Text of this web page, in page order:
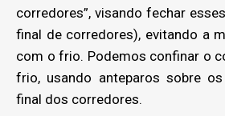
corredores”, visando fechar
final de corredores), evitando a
com o frio. Podemos confinar o
frio, usando anteparos sobre
final dos corredores.